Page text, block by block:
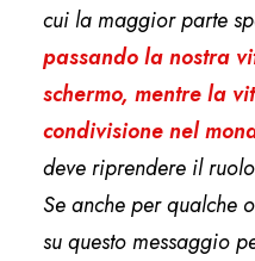
cui la maggior parte
passando la nostra
schermo, mentre la
condivisione nel
deve riprendere il
Se anche per qualche
su questo messaggio